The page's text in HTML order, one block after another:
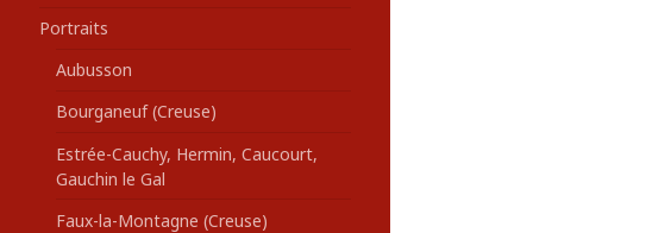
Portraits
Aubusson
Bourganeuf (Creuse)
Estrée-Cauchy, Hermin, Caucourt,
Gauchin le Gal
Faux-la-Montagne (Creuse)